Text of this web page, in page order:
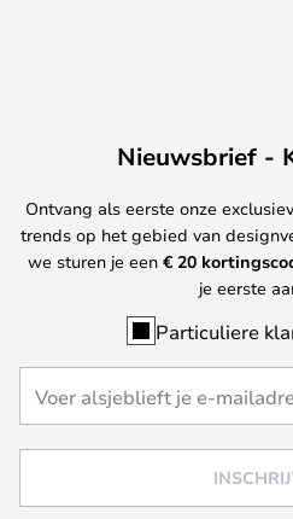
Nieuwsbrief -
Ontvang als eerste onze
trends op het gebied van
we sturen je een € 20
je eerste
Particuliere